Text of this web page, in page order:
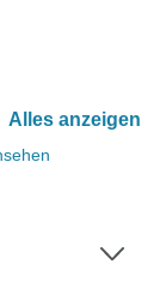
Alles anzeigen